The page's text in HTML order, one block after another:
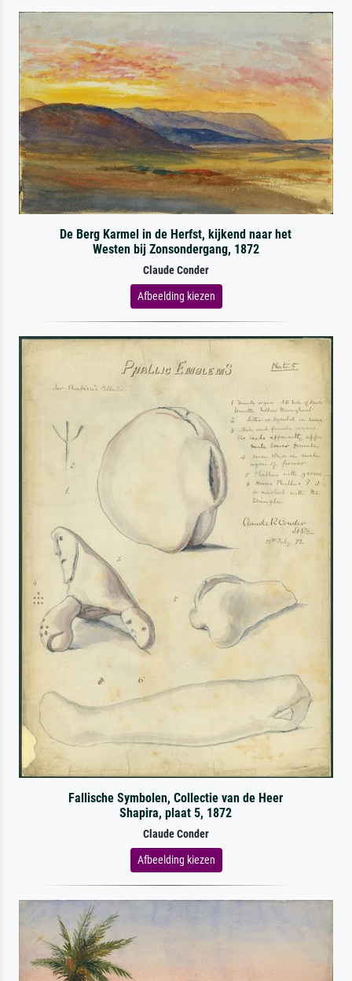
De Berg Karmel in de Herfst, kijkend naar het
Westen bij Zonsondergang, 1872
Claude Conder
Afbeelding kiezen
Fallische Symbolen, Collectie van de Heer
Shapira, plaat 5, 1872
Claude Conder
Afbeelding kiezen